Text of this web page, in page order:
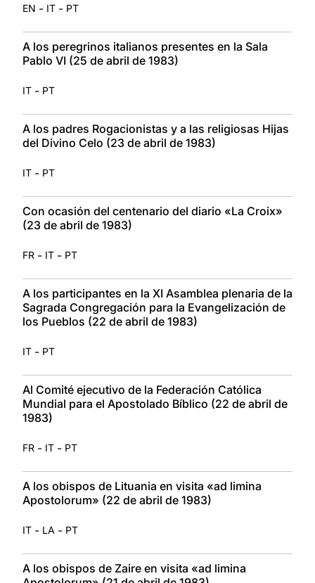
EN - IT - PT
A los peregrinos italianos presentes en la Sala
Pablo VI (25 de abril de 1983)
IT - PT
A los padres Rogacionistas y a las religiosas Hijas
del Divino Celo (23 de abril de 1983)
IT - PT
Con ocasión del centenario del diario «La Croix»
(23 de abril de 1983)
FR - IT - PT
A los participantes en la XI Asamblea plenaria de la
Sagrada Congregación para la Evangelización de
los Pueblos (22 de abril de 1983)
IT - PT
Al Comité ejecutivo de la Federación Católica
Mundial para el Apostolado Bíblico (22 de abril de
1983)
FR - IT - PT
A los obispos de Lituania en visita «ad limina
Apostolorum» (22 de abril de 1983)
IT - LA - PT
A los obispos de Zaire en visita «ad limina